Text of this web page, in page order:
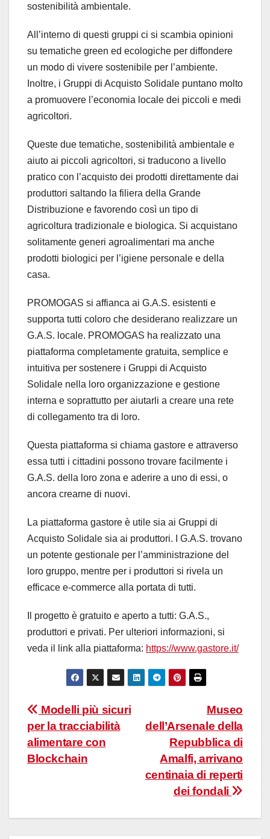
sostenibilità ambientale.
All’interno di questi gruppi ci si scambia opinioni
su tematiche green ed ecologiche per diffondere
un modo di vivere sostenibile per l’ambiente.
Inoltre, i Gruppi di Acquisto Solidale puntano molto
a promuovere l’economia locale dei piccoli e medi
agricoltori.
Queste due tematiche, sostenibilità ambientale e
aiuto ai piccoli agricoltori, si traducono a livello
pratico con l’acquisto dei prodotti direttamente dai
produttori saltando la filiera della Grande
Distribuzione e favorendo così un tipo di
agricoltura tradizionale e biologica. Si acquistano
solitamente generi agroalimentari ma anche
prodotti biologici per l’igiene personale e della
casa.
PROMOGAS si affianca ai G.A.S. esistenti e
supporta tutti coloro che desiderano realizzare un
G.A.S. locale. PROMOGAS ha realizzato una
piattaforma completamente gratuita, semplice e
intuitiva per sostenere i Gruppi di Acquisto
Solidale nella loro organizzazione e gestione
interna e soprattutto per aiutarli a creare una rete
di collegamento tra di loro.
Questa piattaforma si chiama gastore e attraverso
essa tutti i cittadini possono trovare facilmente i
G.A.S. della loro zona e aderire a uno di essi, o
ancora crearne di nuovi.
La piattaforma gastore è utile sia ai Gruppi di
Acquisto Solidale sia ai produttori. I G.A.S. trovano
un potente gestionale per l’amministrazione del
loro gruppo, mentre per i produttori si rivela un
efficace e-commerce alla portata di tutti.
Il progetto è gratuito e aperto a tutti: G.A.S.,
produttori e privati. Per ulteriori informazioni, si
veda il link alla piattaforma: https://www.gastore.it/
Navigazione
articoli
Museo
dell’Arsenale della
Repubblica di
Amalfi, arrivano
centinaia di reperti
dei fondali
Modelli più sicuri
per la tracciabilità
alimentare con
Blockchain